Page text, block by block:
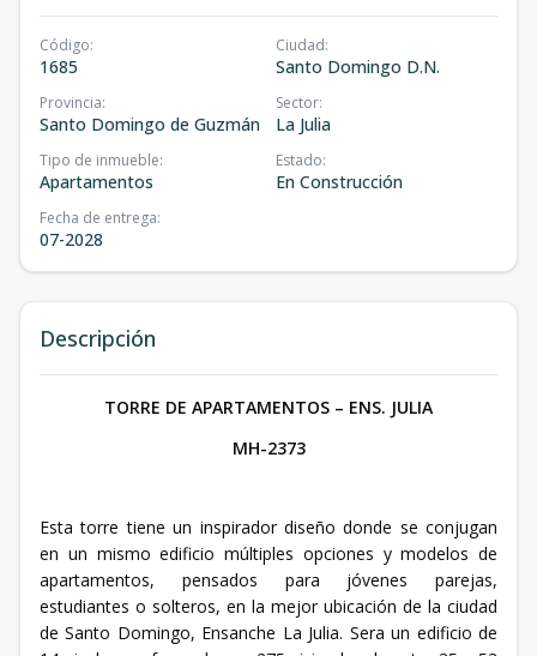
Código:
1685
Ciudad:
Santo Domingo D.N.
Provincia:
Santo Domingo de Guzmán
Sector:
La Julia
Tipo de inmueble:
Apartamentos
Estado:
En Construcción
Fecha de entrega:
07-2028
Descripción
TORRE DE APARTAMENTOS – ENS. JULIA
MH-2373
Esta torre tiene un inspirador diseño donde se conjugan
en un mismo edificio múltiples opciones y modelos de
apartamentos, pensados para jóvenes parejas,
estudiantes o solteros, en la mejor ubicación de la ciudad
de Santo Domingo, Ensanche La Julia. Sera un edificio de